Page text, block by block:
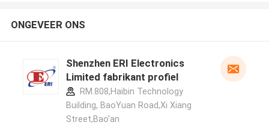
ONGEVEER ONS
Shenzhen ERI Electronics
Limited fabrikant profiel
RM.808,Haibin Technology
Building, BaoYuan Road,Xi Xiang
Street,Bao'an